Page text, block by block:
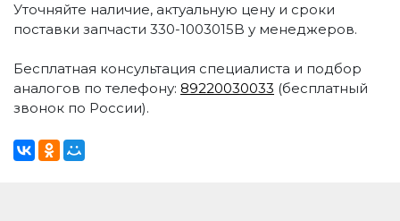
Уточняйте наличие, актуальную цену и сроки
поставки запчасти 330-1003015B у менеджеров.
Бесплатная консультация специалиста и подбор
аналогов по телефону: 89220030033 (бесплатный
звонок по России).